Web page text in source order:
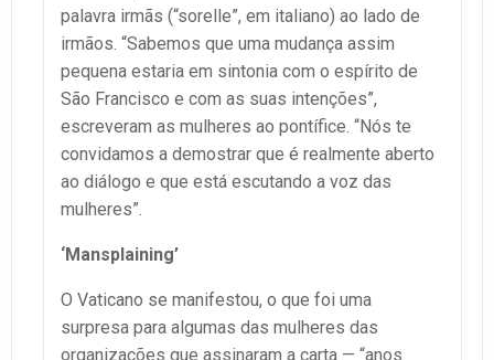
palavra irmãs (“sorelle”, em italiano) ao lado de
irmãos. “Sabemos que uma mudança assim
pequena estaria em sintonia com o espírito de
São Francisco e com as suas intenções”,
escreveram as mulheres ao pontífice. “Nós te
convidamos a demostrar que é realmente aberto
ao diálogo e que está escutando a voz das
mulheres”.
‘Mansplaining’
O Vaticano se manifestou, o que foi uma
surpresa para algumas das mulheres das
organizações que assinaram a carta — “anos